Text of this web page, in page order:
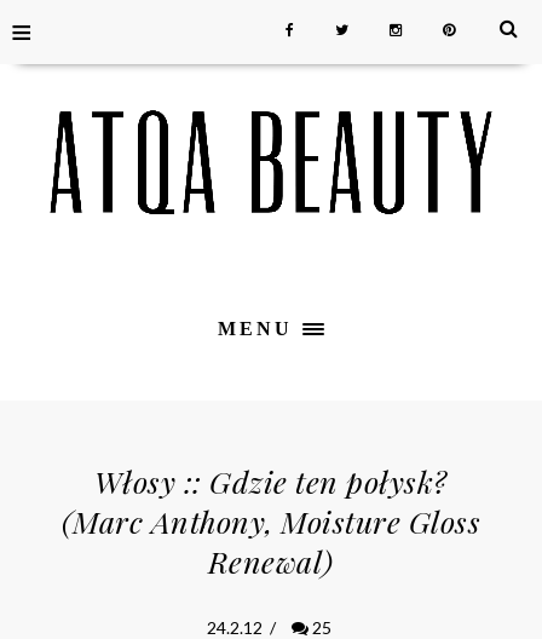
≡
MENU
Włosy :: Gdzie ten połysk?
(Marc Anthony, Moisture Gloss
Renewal)
24.2.12 / 25